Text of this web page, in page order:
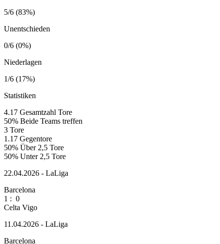
5/6 (83%)
Unentschieden
0/6 (0%)
Niederlagen
1/6 (17%)
Statistiken
4.17 Gesamtzahl Tore
50% Beide Teams treffen
3 Tore
1.17 Gegentore
50% Über 2,5 Tore
50% Unter 2,5 Tore
22.04.2026 - LaLiga
Barcelona
1 : 0
Celta Vigo
11.04.2026 - LaLiga
Barcelona